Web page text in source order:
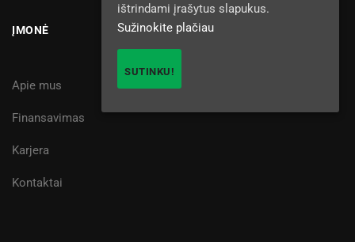
ĮMONĖ
Apie mus
Finansavimas
Karjera
Kontaktai
ištrindami įrašytus slapukus.
Sužinokite plačiau
SUTINKU!